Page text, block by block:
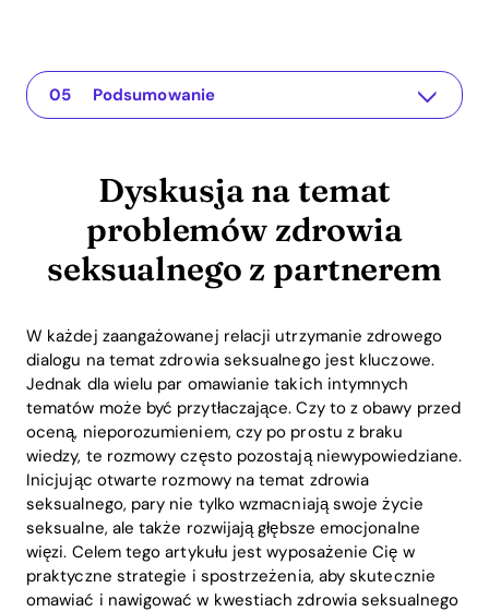
Dyskusja na temat problemów zdrowia seksualnego z partnerem
The app for your relationship
Zrozumienie problemu
Praktyczne rozwiązania i spostrzeżenia
Podsumowanie
Dyskusja na temat
problemów zdrowia
seksualnego z partnerem
W każdej zaangażowanej relacji utrzymanie zdrowego
dialogu na temat zdrowia seksualnego jest kluczowe.
Jednak dla wielu par omawianie takich intymnych
tematów może być przytłaczające. Czy to z obawy przed
oceną, nieporozumieniem, czy po prostu z braku
wiedzy, te rozmowy często pozostają niewypowiedziane.
Inicjując otwarte rozmowy na temat zdrowia
seksualnego, pary nie tylko wzmacniają swoje życie
seksualne, ale także rozwijają głębsze emocjonalne
więzi. Celem tego artykułu jest wyposażenie Cię w
praktyczne strategie i spostrzeżenia, aby skutecznie
omawiać i nawigować w kwestiach zdrowia seksualnego